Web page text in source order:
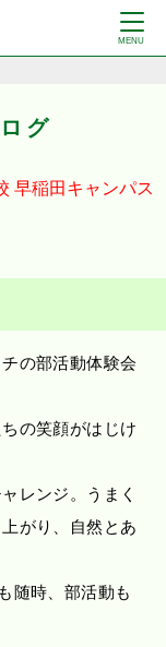
グ
早稲田キャンパス
の部活動体験会
の笑顔がはじけ
レンジ。うまく
がり、自然とあ
随時、部活動も